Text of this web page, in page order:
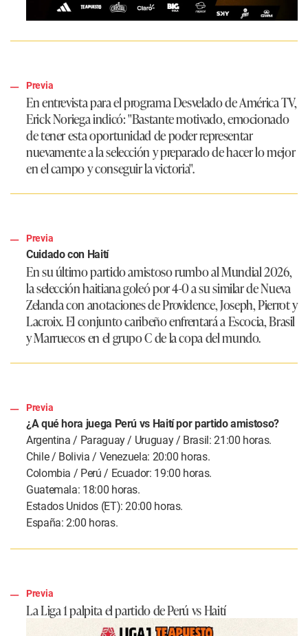
Previa
En entrevista para el programa Desvelado de América TV,
Erick Noriega indicó:"Bastante motivado, emocionado
de tener esta oportunidad de poder representar
nuevamente a la selección y preparado de hacer lo mejor
en el campo y conseguir la victoria".
Previa
Cuidado con Haití
En su último partido amistoso rumbo al Mundial 2026,
la selección haitiana goleó por 4-0 a su similar de Nueva
Zelanda con anotaciones de Providence, Joseph, Pierrot y
Lacroix. El conjunto caribeño enfrentará a Escocia, Brasil
y Marruecos en el grupo C de la copa del mundo.
Previa
¿A qué hora juega Perú vs Haití por partido amistoso?
Argentina / Paraguay / Uruguay / Brasil: 21:00 horas.
Chile / Bolivia / Venezuela: 20:00 horas.
Colombia / Perú / Ecuador: 19:00 horas.
Guatemala: 18:00 horas.
Estados Unidos (ET): 20:00 horas.
España: 2:00 horas.
Previa
La Liga 1 palpita el partido de Perú vs Haití